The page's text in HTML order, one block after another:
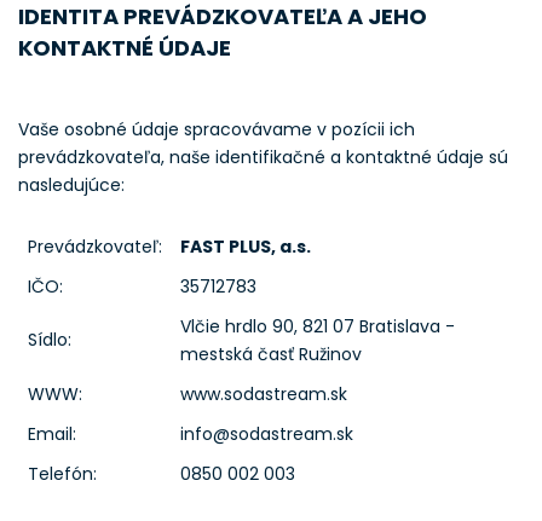
IDENTITA PREVÁDZKOVATEĽA A JEHO
KONTAKTNÉ ÚDAJE
Vaše osobné údaje spracovávame v pozícii ich
prevádzkovateľa, naše identifikačné a kontaktné údaje sú
nasledujúce:
Prevádzkovateľ:
FAST PLUS, a.s.
IČO:
35712783
Sídlo:
Vlčie hrdlo 90, 821 07 Bratislava -
mestská časť Ružinov
WWW:
www.sodastream.sk
Email:
info@sodastream.sk
Telefón:
0850 002 003